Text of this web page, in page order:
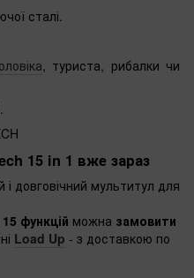
сталі.
, туриста, рибалки чи
15 in 1 вже зараз
довговічний мультитул для
функцій можна замовити
Load Up - з доставкою по